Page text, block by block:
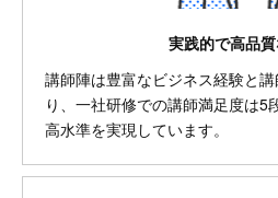
実践的で高品
講師陣は豊富なビジネス経験と
り、一社研修での講師満足度は5
高水準を実現しています。